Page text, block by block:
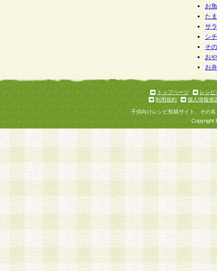
お
た
サ
シ
そ
お
お
トップページ
レシピ
利用規約
個人情報保
子供向けレシピ投稿サイト、その
Copyright